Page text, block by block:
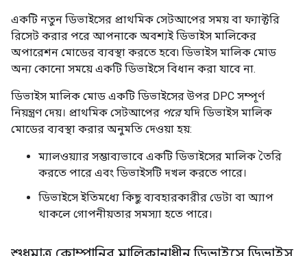
একটি নতুন ডিভাইসের প্রাথমিক সেটআপের সময় বা ফ্যাক্টরি
রিসেট করার পরে আপনাকে অবশ্যই ডিভাইস মালিকের
অপারেশন মোডের ব্যবস্থা করতে হবে৷ ডিভাইস মালিক মোড
অন্য কোনো সময়ে একটি ডিভাইসে বিধান করা যাবে না.
ডিভাইস মালিক মোড একটি ডিভাইসের উপর DPC সম্পূর্ণ
নিয়ন্ত্রণ দেয়। প্রাথমিক সেটআপের পরেযদি ডিভাইস মালিক
মোডের ব্যবস্থা করার অনুমতি দেওয়া হয়:
ম্যালওয়্যার সম্ভাব্যভাবে একটি ডিভাইসের মালিক তৈরি
করতে পারে এবং ডিভাইসটি দখল করতে পারে।
ডিভাইসে ইতিমধ্যে কিছু ব্যবহারকারীর ডেটা বা অ্যাপ
থাকলে গোপনীয়তার সমস্যা হতে পারে।